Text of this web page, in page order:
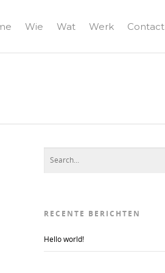
Wie Wat Werk Contact
RECENTE BERICHTEN
Hello world!